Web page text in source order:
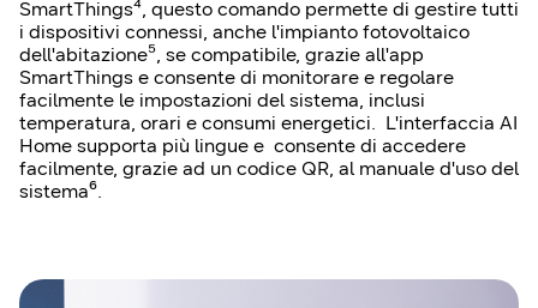
SmartThings⁴, questo comando permette di gestire tutti
i dispositivi connessi, anche l'impianto fotovoltaico
dell'abitazione⁵, se compatibile, grazie all'app
SmartThings e consente di monitorare e regolare
facilmente le impostazioni del sistema, inclusi
temperatura, orari e consumi energetici. L'interfaccia AI
Home supporta più lingue e consente di accedere
facilmente, grazie ad un codice QR, al manuale d'uso del
sistema⁶.